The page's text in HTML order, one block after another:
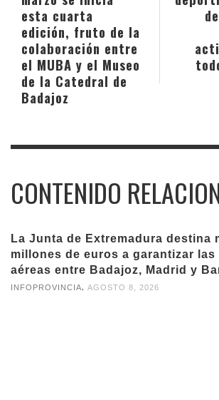
esta cuarta
edición, fruto de la
colaboración entre
el MUBA y el Museo
de la Catedral de
Badajoz
CONTENIDO
La Junta de Extremadura destina
millones de euros a garantizar
aéreas entre Badajoz, Madrid y
INFOPROVINCIA AGOSTO 8, 2026